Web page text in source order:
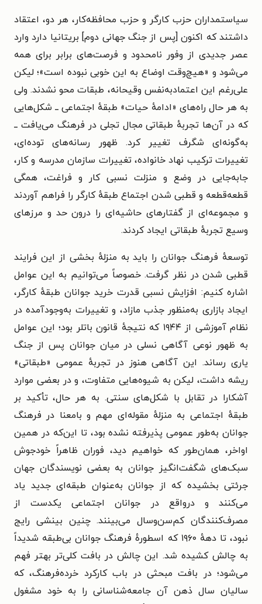
سیاستمداران حزب کارگر و حزب محافظه‌کار، هر دو، اعتقاد
داشتند که اکنون [پس از جنگ جهانی دوم] بریتانیا دارد وارد
عصر جدیدی از وفور نامحدود و فرصت‌های برابر برای همه
می‌شود و «هیچ‌وقت اوضاع به این خوبی نبوده است»؛ لیکن
علی‌رغم این اعتمادبه‌نفس وقیحانه، طبقات محو نشدند. ولی
به هر حال راه‌های «ادامهٔ حیات» طبقهٔ اجتماعی ــ شکل‌هایی
که در آن‌ها تجربهٔ طبقاتی مجال تجلی در فرهنگ می‌یافت ــ
به‌گونه‌ای شگرف تغییر کرد. ظهور رسانه‌های توده‌ای،
تغییرات ترکیب نهاد خانواده، تغییرات سازمان مدرسه و کار،
جابه‌جایی در وضع و منزلت نسبی کار و فراغت، همگی
قطعه‌قطعه و قطبی شدن اجتماع طبقهٔ کارگر را فراهم آوردند
و مجموعه‌ای از گفتارهای حاشیه‌ای را درون حد و مرزهای
وسیع تجربهٔ طبقاتی ایجاد کردند.
توسعهٔ فرهنگ جوانان را باید به منزلهٔ بخشی از این فرایند
قطبی شدن در نظر گرفت. خصوصاً می‌توانیم به این عوامل
اشاره کنیم: افزایش نسبی قدرت خرید جوانان طبقهٔ کارگر،
ایجاد بازاری به‌منظور جذب مازاد، و تغییرات به‌وجودآمده در
نظام آموزشی از ۱۹۴۴ که نتیجهٔ قانون باتلر بود؛ این عوامل
به ظهور نوعی آگاهی نسلی در میان جوانان پس از جنگ
یاری رساند. این آگاهی هنوز در تجربهٔ عمومی «طبقاتی»
ریشه داشت، لیکن به شیوه‌هایی متفاوت، و در بعضی موارد
آشکارا در تقابل با شکل‌های سنتی. به هر حال، تأکید بر
طبقهٔ اجتماعی به منزلهٔ مقوله‌ای مهم و بامعنا در فرهنگ
جوانان به‌طور عمومی پذیرفته نشده بود، تا این‌که در همین
اواخر، همان‌طور که خواهیم دید، فوران ظاهراً خودجوش
سبک‌های شگفت‌انگیز جوانان به بعضی نویسندگان جهان
جرئتی بخشیده که از جوانان به‌عنوان طبقه‌ای جدید یاد
می‌کنند و درواقع در جوانان اجتماعی یکدست از
مصرف‌کنندگان کم‌سن‌وسال می‌بینند. چنین بینشی رایج
نبود، تا دههٔ ۱۹۶۰ که اسطورهٔ فرهنگ جوانان بی‌طبقه شدیداً
به چالش کشیده شد. این چالش در بافت کلی‌تر بهتر فهم
می‌شود؛ در بافت مبحثی در باب کارکرد خرده‌فرهنگ، که
سالیان سال ذهن آن جامعه‌شناسانی را به خود مشغول